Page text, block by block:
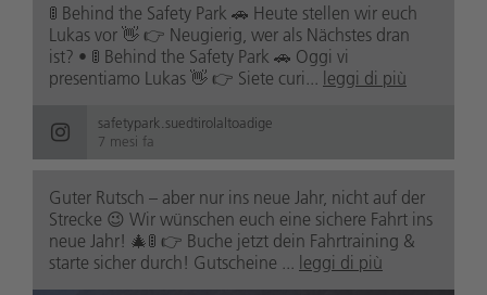
🚦 Behind the Safety Park 🚗 Heute stellen wir euch
Lukas vor 👋 👉 Neugierig, wer als Nächstes dran
ist? • 🚦 Behind the Safety Park 🚗 Oggi vi
presentiamo Lukas 👋 👉 Siete curi... leggi di più
safetypark.suedtirolaltoadige
7 mesi fa
Guter Rutsch – aber nur ins neue Jahr, nicht auf der
Strecke 😉 Wir wünschen euch eine sichere Fahrt ins
neue Jahr! 🎄🚦 👉 Buche jetzt dein Fahrtraining &
starte sicher durch! Gutscheine ... leggi di più